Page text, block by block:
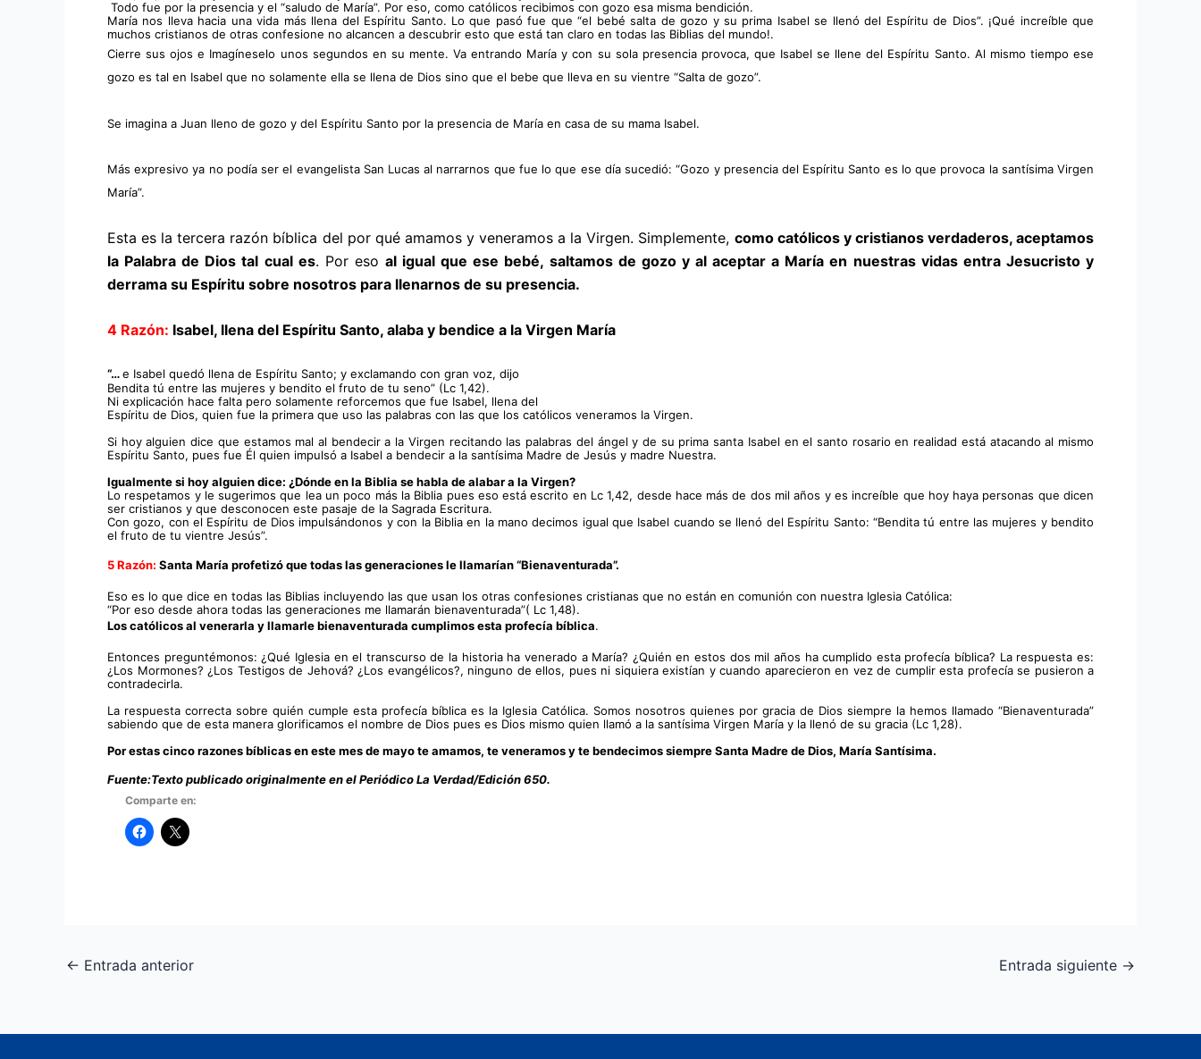
Todo fue por la presencia y el “saludo de María”. Por eso, como católicos recibimos con gozo esa misma bendición.
María nos lleva hacia una vida más llena del Espíritu Santo. Lo que pasó fue que “el bebé salta de gozo y su prima Isabel se llenó del Espíritu de Dios”. ¡Qué increíble que
muchos cristianos de otras confesione no alcancen a descubrir esto que está tan claro en todas las Biblias del mundo!.
Cierre sus ojos e Imagíneselo unos segundos en su mente. Va entrando María y con su sola presencia provoca, que Isabel se llene del Espíritu Santo. Al mismo tiempo ese
gozo es tal en Isabel que no solamente ella se llena de Dios sino que el bebe que lleva en su vientre “Salta de gozo”.
Se imagina a Juan lleno de gozo y del Espíritu Santo por la presencia de María en casa de su mama Isabel.
Más expresivo ya no podía ser el evangelista San Lucas al narrarnos que fue lo que ese día sucedió: “Gozo y presencia del Espíritu Santo es lo que provoca la santísima Virgen
María”.
Esta es la tercera razón bíblica del por qué amamos y veneramos a la Virgen. Simplemente, como católicos y cristianos verdaderos, aceptamos
la Palabra de Dios tal cual es. Por eso al igual que ese bebé, saltamos de gozo y al aceptar a María en nuestras vidas entra Jesucristo y
derrama su Espíritu sobre nosotros para llenarnos de su presencia.
4 Razón: Isabel, llena del Espíritu Santo, alaba y bendice a la Virgen María
“… e Isabel quedó llena de Espíritu Santo; y exclamando con gran voz, dijo
Bendita tú entre las mujeres y bendito el fruto de tu seno” (Lc 1,42).
Ni explicación hace falta pero solamente reforcemos que fue Isabel, llena del
Espíritu de Dios, quien fue la primera que uso las palabras con las que los católicos veneramos la Virgen.
Si hoy alguien dice que estamos mal al bendecir a la Virgen recitando las palabras del ángel y de su prima santa Isabel en el santo rosario en realidad está atacando al mismo
Espíritu Santo, pues fue Él quien impulsó a Isabel a bendecir a la santísima Madre de Jesús y madre Nuestra.
Igualmente si hoy alguien dice: ¿Dónde en la Biblia se habla de alabar a la Virgen?
Lo respetamos y le sugerimos que lea un poco más la Biblia pues eso está escrito en Lc 1,42, desde hace más de dos mil años y es increíble que hoy haya personas que dicen
ser cristianos y que desconocen este pasaje de la Sagrada Escritura.
Con gozo, con el Espíritu de Dios impulsándonos y con la Biblia en la mano decimos igual que Isabel cuando se llenó del Espíritu Santo: “Bendita tú entre las mujeres y bendito
el fruto de tu vientre Jesús”.
5 Razón: Santa María profetizó que todas las generaciones le llamarían “Bienaventurada”.
Eso es lo que dice en todas las Biblias incluyendo las que usan los otras confesiones cristianas que no están en comunión con nuestra Iglesia Católica:
“Por eso desde ahora todas las generaciones me llamarán bienaventurada”( Lc 1,48).
Los católicos al venerarla y llamarle bienaventurada cumplimos esta profecía bíblica.
Entonces preguntémonos: ¿Qué Iglesia en el transcurso de la historia ha venerado a María? ¿Quién en estos dos mil años ha cumplido esta profecía bíblica? La respuesta es:
¿Los Mormones? ¿Los Testigos de Jehová? ¿Los evangélicos?, ninguno de ellos, pues ni siquiera existían y cuando aparecieron en vez de cumplir esta profecía se pusieron a
contradecirla.
La respuesta correcta sobre quién cumple esta profecía bíblica es la Iglesia Católica. Somos nosotros quienes por gracia de Dios siempre la hemos llamado “Bienaventurada”
sabiendo que de esta manera glorificamos el nombre de Dios pues es Dios mismo quien llamó a la santísima Virgen María y la llenó de su gracia (Lc 1,28).
Por estas cinco razones bíblicas en este mes de mayo te amamos, te veneramos y te bendecimos siempre Santa Madre de Dios, María Santísima.
Fuente:Texto publicado originalmente en el Periódico La Verdad/Edición 650.
Comparte en:
← Entrada anterior Entrada siguiente →